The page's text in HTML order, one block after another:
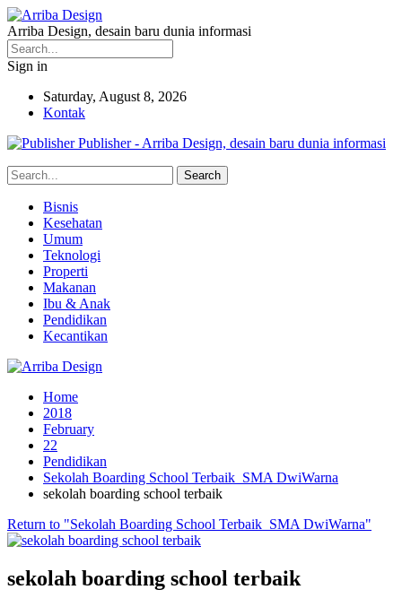
Arriba Design, desain baru dunia informasi
Sign in
Saturday, August 8, 2026
Kontak
Publisher - Arriba Design, desain baru dunia informasi
Bisnis
Kesehatan
Umum
Teknologi
Properti
Makanan
Ibu & Anak
Pendidikan
Kecantikan
Home
2018
February
22
Pendidikan
Sekolah Boarding School Terbaik SMA DwiWarna
sekolah boarding school terbaik
Return to "Sekolah Boarding School Terbaik SMA DwiWarna"
sekolah boarding school terbaik